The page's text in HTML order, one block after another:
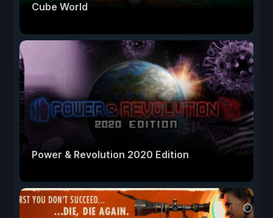
Cube World
Power & Revolution 2020 Edition